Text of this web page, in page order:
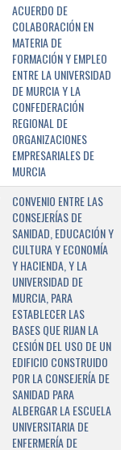
ACUERDO DE
COLABORACIÓN EN
MATERIA DE
FORMACIÓN Y EMPLEO
ENTRE LA UNIVERSIDAD
DE MURCIA Y LA
CONFEDERACIÓN
REGIONAL DE
ORGANIZACIONES
EMPRESARIALES DE
MURCIA
CONVENIO ENTRE LAS
CONSEJERÍAS DE
SANIDAD, EDUCACIÓN Y
CULTURA Y ECONOMÍA
Y HACIENDA, Y LA
UNIVERSIDAD DE
MURCIA, PARA
ESTABLECER LAS
BASES QUE RIJAN LA
CESIÓN DEL USO DE UN
EDIFICIO CONSTRUIDO
POR LA CONSEJERÍA DE
SANIDAD PARA
ALBERGAR LA ESCUELA
UNIVERSITARIA DE
ENFERMERÍA DE